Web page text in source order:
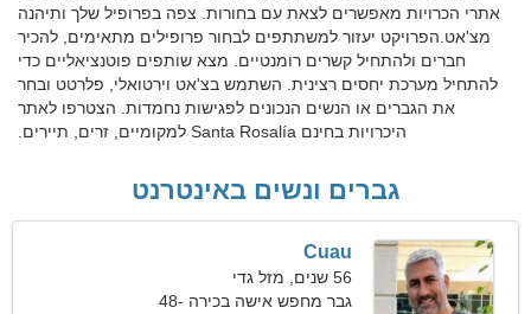
אתרי הכרויות מאפשרים לצאת עם בחורות. צפה בפרופיל שלך ותיהנה
מצ'אט.הפרויקט יעזור למשתתפים לבחור פרופילים מתאימים, להכיר
חברים ולהתחיל קשרים רומנטיים. מצא שותפים פוטנציאליים כדי
להתחיל מערכת יחסים רצינית. השתמש בצ'אט וירטואלי, פלרטט ובחר
את הגברים או הנשים הנכונים לפגישות נחמדות. הצטרפו לאתר
היכרויות בחינם Santa Rosalía למקומיים, זרים, תיירים.
גברים ונשים באינטרנט
Cuau
56 שנים, מזל גדי
גבר מחפש אישה בכירה 48-